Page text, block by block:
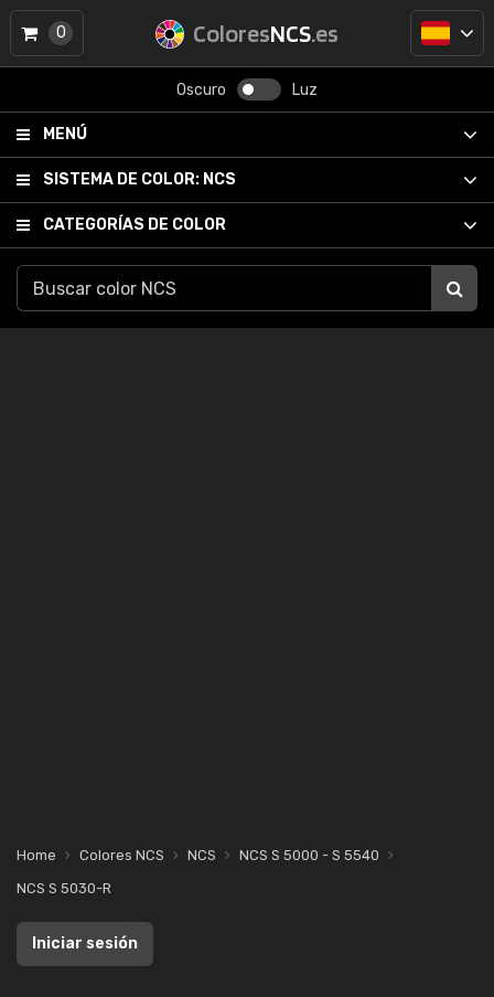
ColoresNCS.es
Oscuro Luz
MENÚ
SISTEMA DE COLOR: NCS
CATEGORÍAS DE COLOR
0
Home Colores NCS NCS
NCS S 5000 - S 5540
NCS S 5030-R
Iniciar sesión